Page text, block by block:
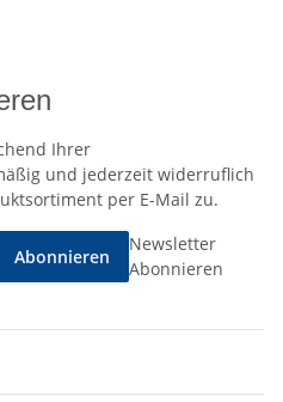
Ihrer
und jederzeit widerruflich
per E-Mail zu.
Abonnieren
Newsletter
Abonnieren